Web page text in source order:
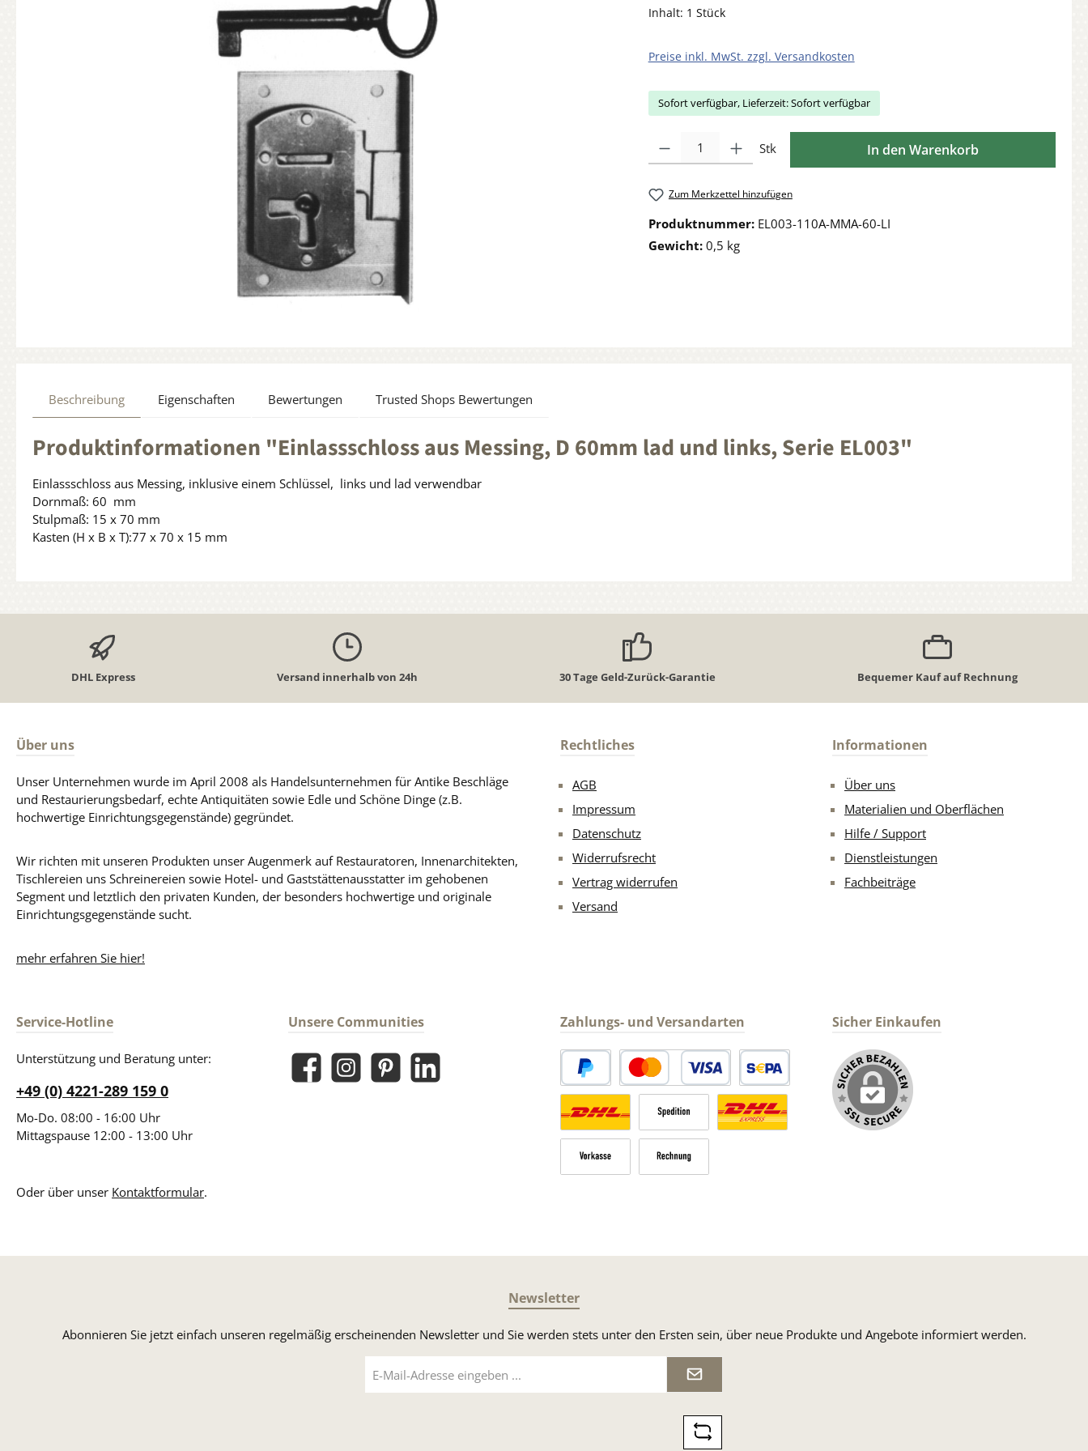
Inhalt: 1 Stück
Preise inkl. MwSt. zzgl. Versandkosten
Sofort verfügbar, Lieferzeit: Sofort verfügbar
Stk In den Warenkorb
Zum Merkzettel hinzufügen
Produktnummer: EL003-110A-MMA-60-LI
Gewicht: 0,5 kg
Beschreibung Eigenschaften Bewertungen Trusted Shops Bewertungen
Produktinformationen "Einlassschloss aus Messing, D 60mm lad und links, Serie EL003"
Einlassschloss aus Messing, inklusive einem Schlüssel, links und lad verwendbar
Dornmaß: 60 mm
Stulpmaß: 15 x 70 mm
Kasten (H x B x T):77 x 70 x 15 mm
DHL Express Versand innerhalb von 24h 30 Tage Geld-Zurück-Garantie Bequemer Kauf auf Rechnung
Über uns
Unser Unternehmen wurde im April 2008 als Handelsunternehmen für Antike Beschläge
und Restaurierungsbedarf, echte Antiquitäten sowie Edle und Schöne Dinge (z.B.
hochwertige Einrichtungsgegenstände) gegründet.
Wir richten mit unseren Produkten unser Augenmerk auf Restauratoren, Innenarchitekten,
Tischlereien uns Schreinereien sowie Hotel- und Gaststättenausstatter im gehobenen
Segment und letztlich den privaten Kunden, der besonders hochwertige und originale
Einrichtungsgegenstände sucht.
mehr erfahren Sie hier!
Rechtliches
AGB
Impressum
Datenschutz
Widerrufsrecht
Vertrag widerrufen
Versand
Informationen
Über uns
Materialien und Oberflächen
Hilfe / Support
Dienstleistungen
Fachbeiträge
Service-Hotline
Unterstützung und Beratung unter:
+49 (0) 4221-289 159 0
Mo-Do. 08:00 - 16:00 Uhr
Mittagspause 12:00 - 13:00 Uhr
Oder über unser Kontaktformular.
Unsere Communities
FacebookInstagramPinterestLinkedIn
Zahlungs- und Versandarten
PayPal Kredit- oder DebitkarteSEPA Lastschrift
Versandkosten Deutschland normaler Versand Deutsche Post
Sperrgut
Sicher Einkaufen
Newsletter
Abonnieren Sie jetzt einfach unseren regelmäßig erscheinenden Newsletter und Sie werden stets unter den Ersten sein, über neue Produkte und Angebote informiert werden.
Mail-
Adresse